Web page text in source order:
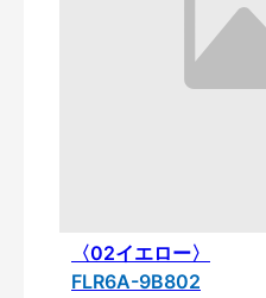
〈02イエロー〉
FLR6A-9B802